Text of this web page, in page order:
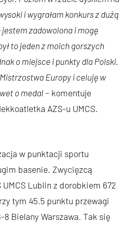
i wygrałam konkurs z dużą
zadowolona i mogę
to jeden z moich gorszych
o miejsce i punkty dla Polski.
Europy i celuję w
o medal– komentuje
AZS-u UMCS.
w punktacji sportu
basenie. Zwycięzcą
Lublin z dorobkiem 672
tym 45.5 punktu przewagi
Bielany Warszawa. Tak się